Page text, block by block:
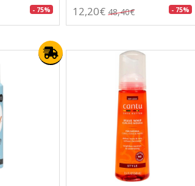
- 75% 12,20€ 48,40€ - 75%